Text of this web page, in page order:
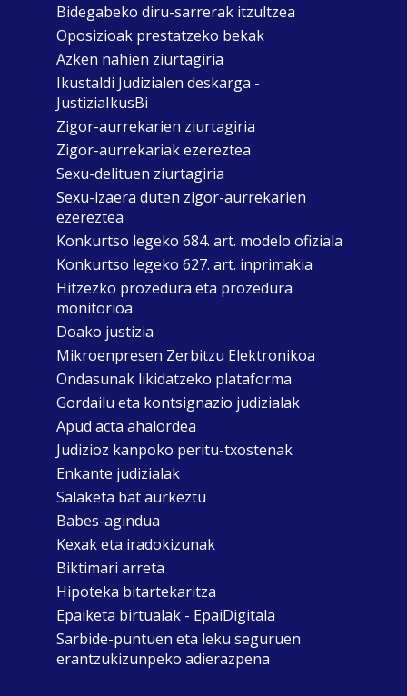
Bidegabeko diru-sarrerak itzultzea
Oposizioak prestatzeko bekak
Azken nahien ziurtagiria
Ikustaldi Judizialen deskarga -
JustiziaIkusBi
Zigor-aurrekarien ziurtagiria
Zigor-aurrekariak ezereztea
Sexu-delituen ziurtagiria
Sexu-izaera duten zigor-aurrekarien
ezereztea
Konkurtso legeko 684. art. modelo ofiziala
Konkurtso legeko 627. art. inprimakia
Hitzezko prozedura eta prozedura
monitorioa
Doako justizia
Mikroenpresen Zerbitzu Elektronikoa
Ondasunak likidatzeko plataforma
Gordailu eta kontsignazio judizialak
Apud acta ahalordea
Judizioz kanpoko peritu-txostenak
Enkante judizialak
Salaketa bat aurkeztu
Babes-agindua
Kexak eta iradokizunak
Biktimari arreta
Hipoteka bitartekaritza
Epaiketa birtualak - EpaiDigitala
Sarbide-puntuen eta leku seguruen
erantzukizunpeko adierazpena